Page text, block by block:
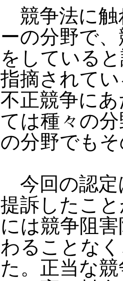
競争法に触
ーの分野で
をしている
指摘されてい
不正競争に
ては種々の
の分野でも
今回の認定
提訴したこ
には競争阻
わることな
た。正当な